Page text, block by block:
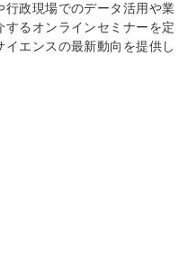
政現場でのデータ活用や業
るオンラインセミナーを定
エンスの最新動向を提供し